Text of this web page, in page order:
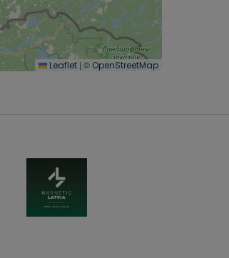
Leaflet | © OpenStreetMap